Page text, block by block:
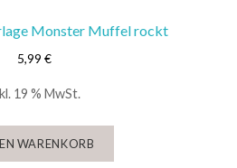
Monster Muffel rockt
5,99 €
19 % MwSt.
WARENKORB